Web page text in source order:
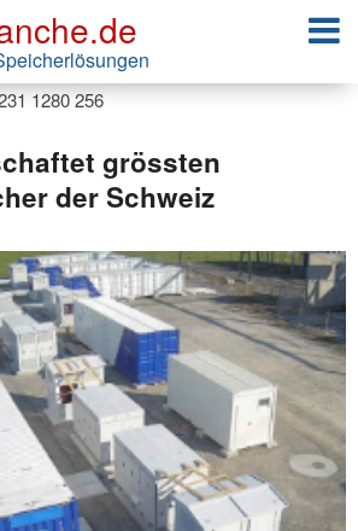
grössten
der Schweiz